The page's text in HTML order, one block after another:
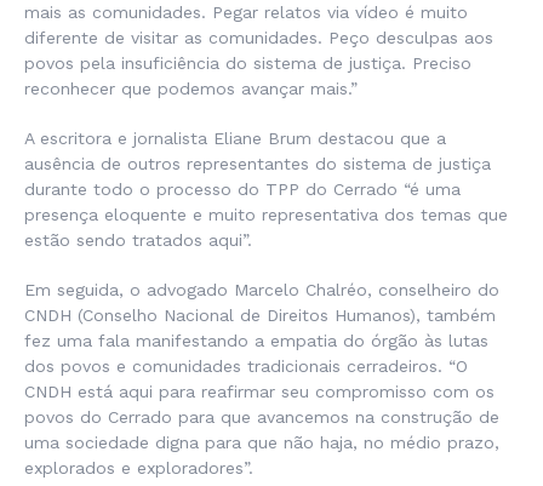
mais as comunidades. Pegar relatos via vídeo é muito
diferente de visitar as comunidades. Peço desculpas aos
povos pela insuficiência do sistema de justiça. Preciso
reconhecer que podemos avançar mais.”
A escritora e jornalista Eliane Brum destacou que a
ausência de outros representantes do sistema de justiça
durante todo o processo do TPP do Cerrado “é uma
presença eloquente e muito representativa dos temas que
estão sendo tratados aqui”.
Em seguida, o advogado Marcelo Chalréo, conselheiro do
CNDH (Conselho Nacional de Direitos Humanos), também
fez uma fala manifestando a empatia do órgão às lutas
dos povos e comunidades tradicionais cerradeiros. “O
CNDH está aqui para reafirmar seu compromisso com os
povos do Cerrado para que avancemos na construção de
uma sociedade digna para que não haja, no médio prazo,
explorados e exploradores”.